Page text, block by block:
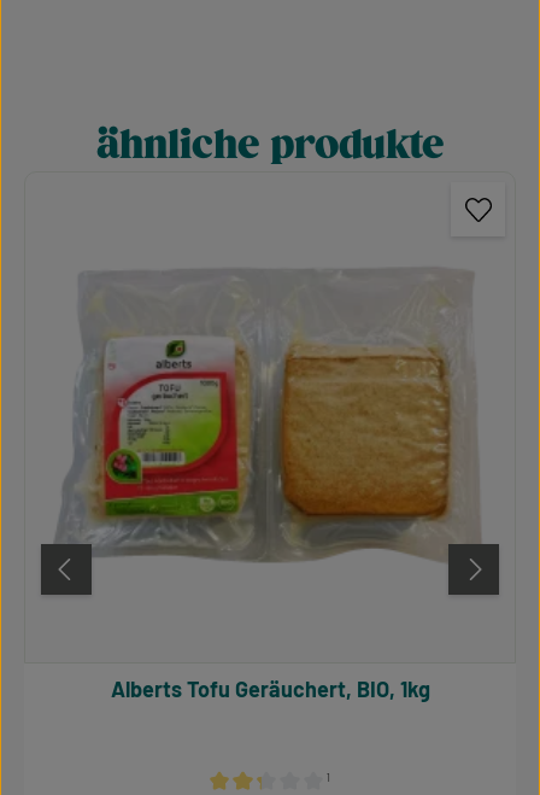
Produktgalerie überspringen
ähnliche produkte
¹
Alberts Tofu Geräuchert, BIO, 1kg